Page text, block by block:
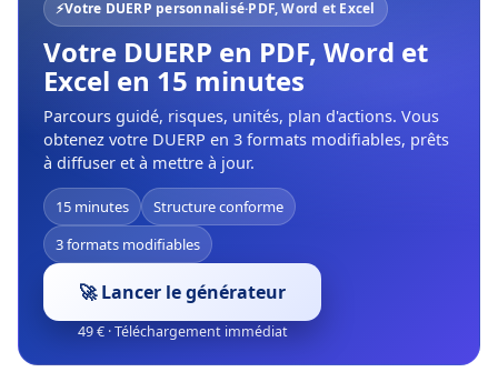
⚡Votre DUERP personnalisé·PDF, Word et Excel
Votre DUERP en PDF, Word et
Excel en 15 minutes
Parcours guidé, risques, unités, plan d'actions. Vous
obtenez votre DUERP en 3 formats modifiables, prêts
à diffuser et à mettre à jour.
15 minutes
Structure conforme
3 formats modifiables
🚀 Lancer le générateur
49 € · Téléchargement immédiat